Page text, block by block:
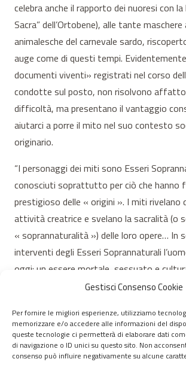
Gestisci Consenso Cookie
Per fornire le migliori esperienze, utilizziamo
memorizzare e/o accedere alle informazioni del
queste tecnologie ci permetterà di elaborare dati
di navigazione o ID unici su questo sito. Non
consenso può influire negativamente su alcune
celebra anche il rapporto dei nuoresi con
Sacra” dell’Ortobene), alle tante
animalesche del carnevale sardo,
auge come di questi tempi.
documenti viventi» registrati nel corso
condotte sul posto, non risolvono
difficoltà, ma presentano il vantaggio
aiutarci a porre il mito nel suo contesto
originario.
“I personaggi dei miti sono Esseri
conosciuti soprattutto per ciò che hanno
prestigioso delle « origini ». I miti rivelano
attività creatrice e svelano la sacralità (o
« soprannaturalità ») delle loro opere… In
interventi degli Esseri Soprannaturali
oggi: un essere mortale, sessuato e
© 2020 – 2026 Nurnet – La rete dei
antoniopalumbo.it